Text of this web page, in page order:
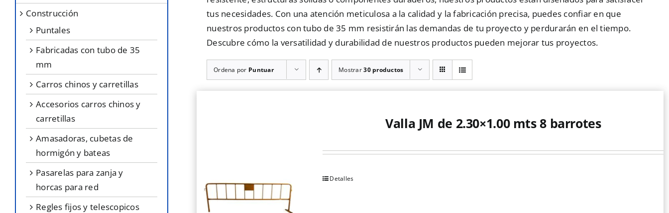
tus necesidades. Con una atención meticulosa a la calidad y la fabricación precisa, puedes confiar en que
nuestros productos con tubo de 35 mm resistirán las demandas de tu proyecto y perdurarán en el tiempo.
Descubre cómo la versatilidad y durabilidad de nuestros productos pueden mejorar tus proyectos.
Ordena por Puntuar Mostrar30 productos
Valla JM de 2.30×1.00 mts 8 barrotes
Detalles
construcción
puntales
fabricadas con tubo de 35
mm
carros chinos y carretillas
accesorios carros chinos y
carretillas
amasadoras, cubetas de
hormigón y bateas
pasarelas para zanja y
horcas para red
regles fijos y telescopicos